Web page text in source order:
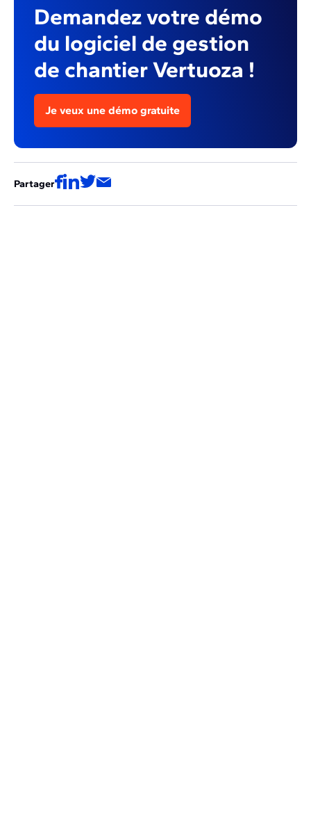
Demandez votre démo
du logiciel de gestion
de chantier Vertuoza !
Je veux une démo gratuite
Partager